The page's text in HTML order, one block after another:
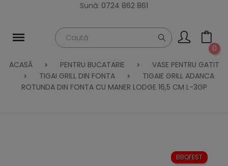
Sună: 0724 862 861
0
ACASĂ
PENTRU BUCATARIE
VASE PENTRU GATIT
TIGAI GRILL DIN FONTA
TIGAIE GRILL ADANCA
ROTUNDA DIN FONTA CU MANER LODGE 16,5 CM L-3GP
BBQFEST